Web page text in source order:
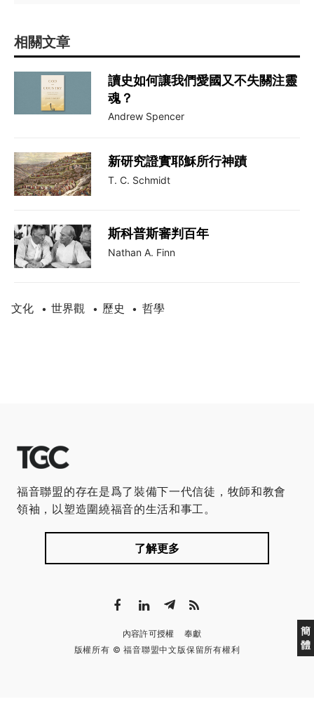
相關文章
讀史如何讓我們愛國又不失關注靈
魂？
Andrew Spencer
新研究證實耶穌所行神蹟
T. C. Schmidt
斯科普斯審判百年
Nathan A. Finn
文化 • 世界觀 • 歷史 • 哲學
簡
體
福音聯盟的存在是爲了裝備下一代信徒，牧師和教會
領袖，以塑造圍繞福音的生活和事工。
了解更多
內容許可授權
奉獻
版權所有 © 福音聯盟中文版保留所有權利